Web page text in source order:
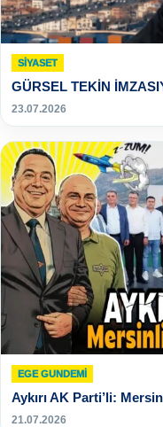
SIYASET
GÜRSEL TEKİN
23.07.2026
EGE GUNDEMİ
Aykırı AK Parti’li:
21.07.2026